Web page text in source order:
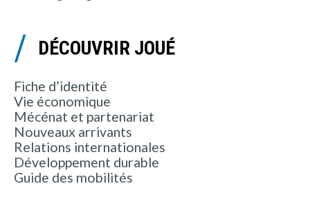
DÉCOUVRIR JOUÉ
Fiche d’identité
Vie économique
Mécénat et partenariat
Nouveaux arrivants
Relations internationales
Développement durable
Guide des mobilités